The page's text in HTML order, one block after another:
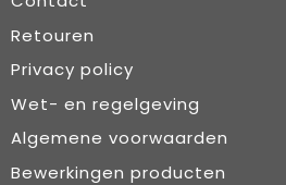
Retouren
Privacy policy
Wet- en regelgeving
Algemene voorwaarden
Bewerkingen producten